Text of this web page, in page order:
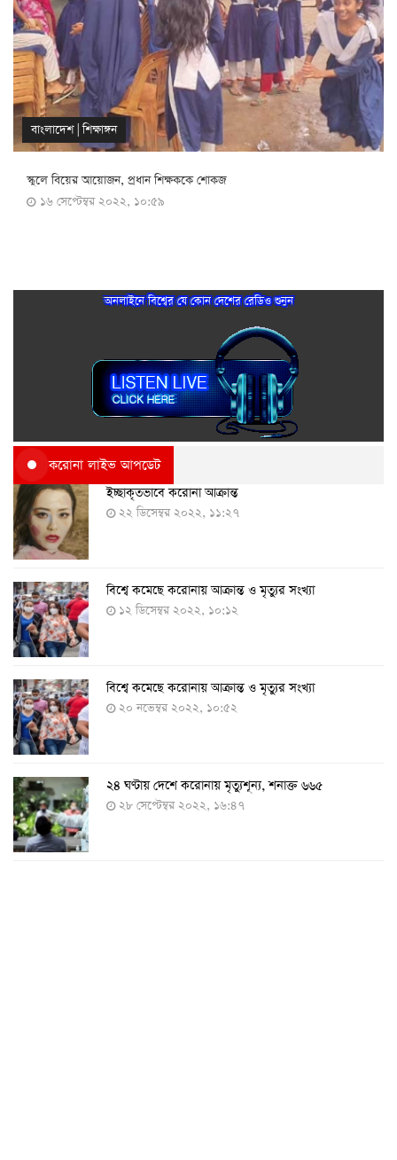
বাংলাদেশ|শিক্ষাঙ্গন
স্কুলে বিয়ের আয়োজন, প্রধান শিক্ষককে শোকজ
১৬ সেপ্টেম্বর ২০২২, ১০:৫৯
অনলাইনে বিশ্বের যে কোন দেশের রেডিও শুনুন
করোনা লাইভ আপডেট
ইচ্ছাকৃতভাবে করোনা আক্রান্ত
২২ ডিসেম্বর ২০২২, ১১:২৭
বিশ্বে কমেছে করোনায় আক্রান্ত ও মৃত্যুর সংখ্যা
১২ ডিসেম্বর ২০২২, ১০:১২
বিশ্বে কমেছে করোনায় আক্রান্ত ও মৃত্যুর সংখ্যা
২০ নভেম্বর ২০২২, ১০:৫২
২৪ ঘণ্টায় দেশে করোনায় মৃত্যুশূন্য, শনাক্ত ৬৬৫
২৮ সেপ্টেম্বর ২০২২, ১৬:৪৭